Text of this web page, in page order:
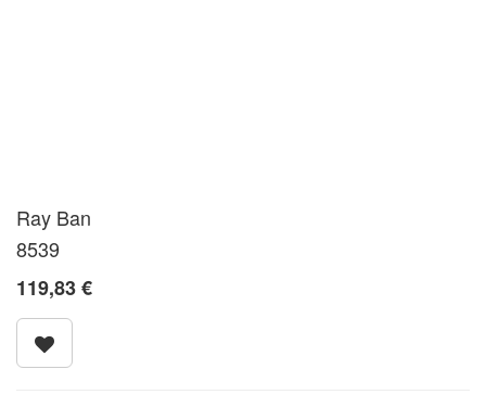
Ray Ban
8539
119,83€